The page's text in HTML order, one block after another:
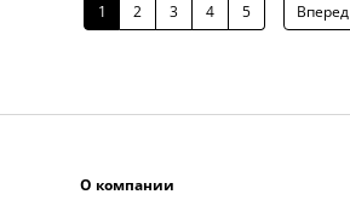
1 2 3 4 5 Вперед
О компании